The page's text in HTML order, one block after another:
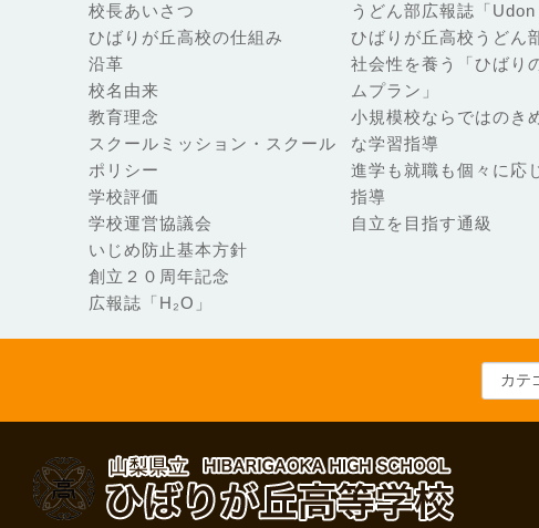
校長あいさつ
ひばりが丘高校の仕組み
沿革
校名由来
教育理念
スクールミッション・スクール
ポリシー
学校評価
学校運営協議会
いじめ防止基本方針
創立２０周年記念
広報誌「H₂O」
うどん部広報誌「Udon
ひばりが丘高校うどん
社会性を養う「ひばり
ムプラン」
小規模校ならではのき
な学習指導
進学も就職も個々に応
指導
自立を目指す通級